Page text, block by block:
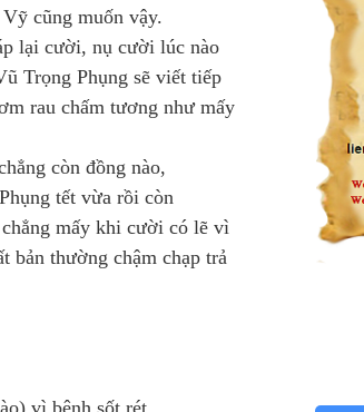
cũng muốn vậy.
lại cười, nụ cười lúc nào
Trọng Phụng sẽ viết tiếp
rau chấm tương như mấy
còn đồng nào,
tết vừa rồi còn
mấy khi cười có lẽ vì
bản thường chậm chạp trả